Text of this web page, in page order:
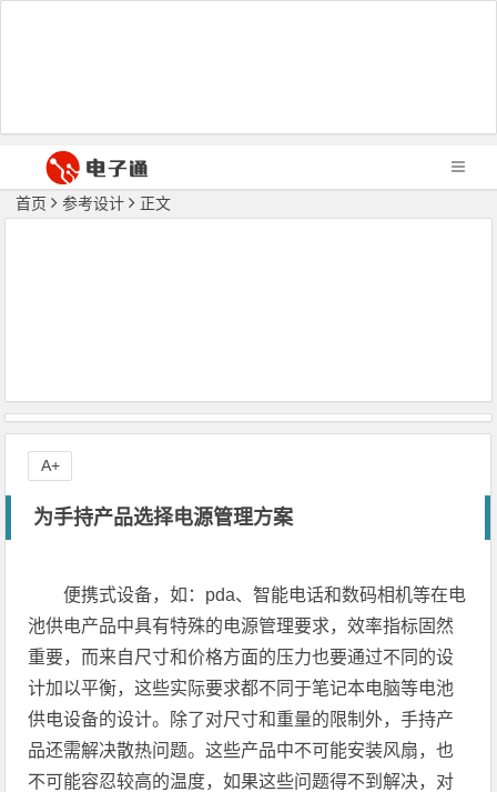
首页 参考设计 正文
为手持产品选择电源管理方案
便携式设备，如：pda、智能电话和数码相机等在电
池供电产品中具有特殊的电源管理要求，效率指标固然
重要，而来自尺寸和价格方面的压力也要通过不同的设
计加以平衡，这些实际要求都不同于笔记本电脑等电池
供电设备的设计。除了对尺寸和重量的限制外，手持产
品还需解决散热问题。这些产品中不可能安装风扇，也
不可能容忍较高的温度，如果这些问题得不到解决，对
A+